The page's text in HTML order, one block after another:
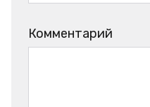
Комментарий